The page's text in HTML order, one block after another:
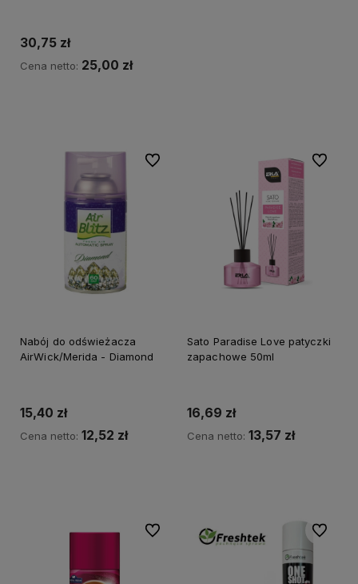
30,75 zł
Cena netto: 25,00 zł
Nabój do odświeżacza
AirWick/Merida - Diamond
15,40 zł
Cena netto: 12,52 zł
Do ulubionych
Sato Paradise Love patyczki
zapachowe 50ml
16,69 zł
Cena netto: 13,57 zł
Do
Do ulubionych Do